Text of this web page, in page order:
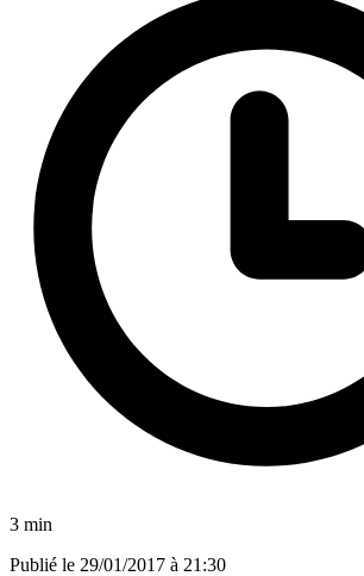
3 min
Publié le 29/01/2017 à 21:30